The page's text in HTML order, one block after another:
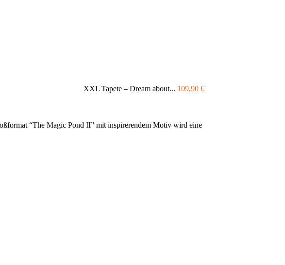
XXL Tapete – Dream about... 109,90 €
“The Magic Pond II” mit inspirerendem Motiv wird eine